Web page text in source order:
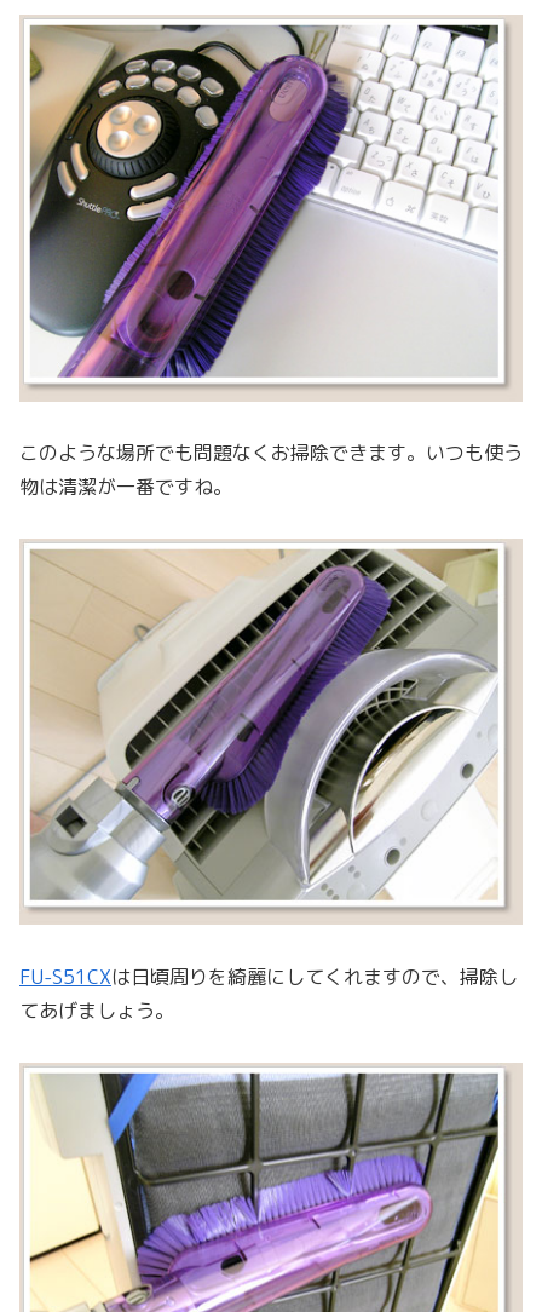
このような場所でも問題なくお掃除できます。いつも使う
物は清潔が一番ですね。
FU-S51CXは日頃周りを綺麗にしてくれますので、掃除し
てあげましょう。